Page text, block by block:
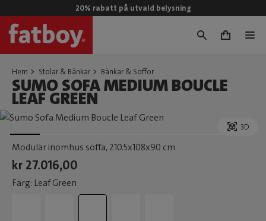
20% rabatt på utvald belysning
0
Hem Stolar & Bänkar Bänkar & Soffor
SUMO SOFA MEDIUM BOUCLE
LEAF GREEN
3D
Modulär inomhus soffa, 210.5x108x90 cm
kr 27.016,00
Färg: Leaf Green